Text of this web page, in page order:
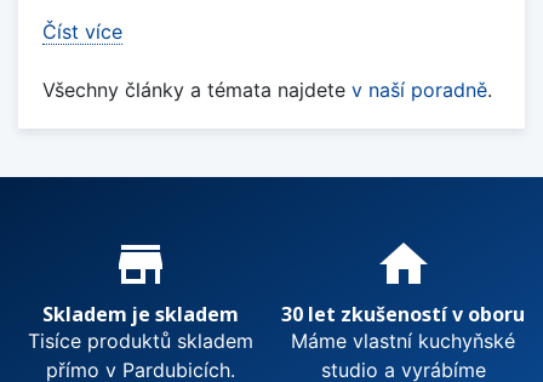
Číst více
Všechny články a témata najdete v naší poradně.
Proč nakupovat u nás?
store_mall_directory
Skladem je skladem
Tisíce produktů skladem
přímo v Pardubicích.
home
30 let zkušeností v oboru
Máme vlastní kuchyňské
studio a vyrábíme